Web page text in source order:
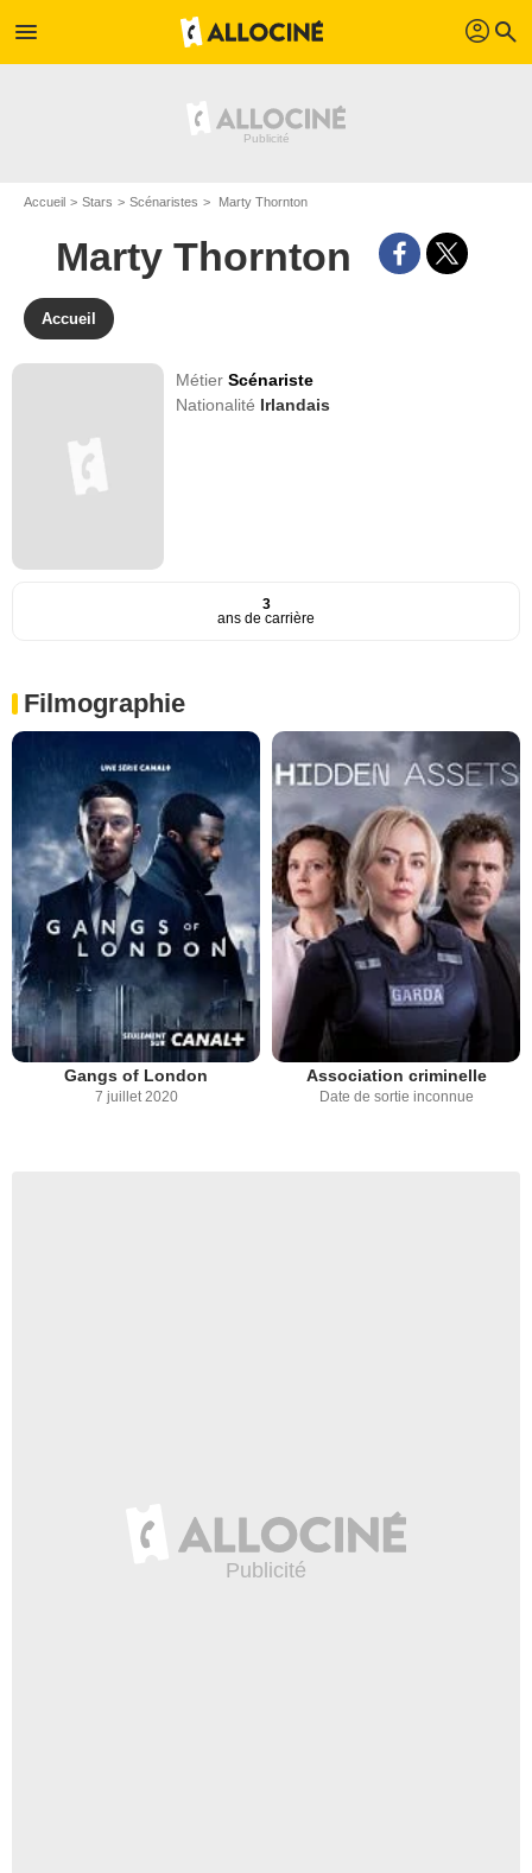
menu profil search
Accueil Stars Scénaristes Marty Thornton
Marty Thornton
Accueil
MétierScénariste
Nationalité Irlandais
3
ans de carrière
Filmographie
Gangs of London
7 juillet 2020
Association criminelle
Date de sortie inconnue